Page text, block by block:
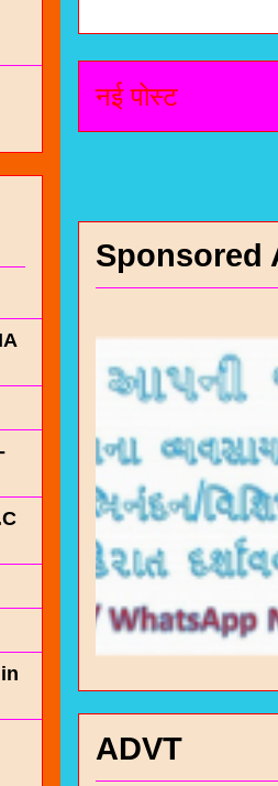
नई पोस्ट
Sponsored
ADVT